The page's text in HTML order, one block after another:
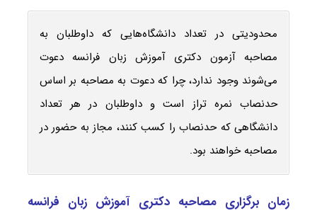
محدودیتی در تعداد دانشگاه‌هایی که داوطلبان به
مصاحبه آزمون دکتری آموزش زبان فرانسه دعوت
می‌شوند وجود ندارد، چرا که دعوت به مصاحبه بر اساس
حدنصاب نمره تراز است و داوطلبان در هر تعداد
دانشگاهی که حدنصاب را کسب کنند، مجاز به حضور در
مصاحبه خواهند بود.
زمان برگزاری مصاحبه دکتری آموزش زبان فرانسه